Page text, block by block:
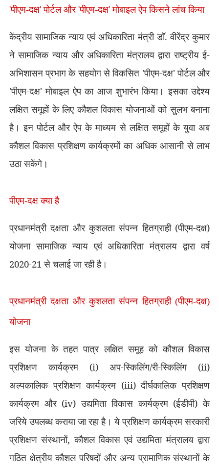
'पीएम-दक्ष'पोर्टल और'पीएम-दक्ष'मोबाइल ऐप किसने लांच किया
केंद्रीय सामाजिक न्याय एवं अधिकारिता मंत्री डॉ. वीरेंद्र कुमार
ने सामाजिक न्याय और अधिकारिता मंत्रालय द्वारा राष्ट्रीय ई-
अभिशासन प्रभाग के सहयोग से विकसित 'पीएम-दक्ष'पोर्टल और
'पीएम-दक्ष'मोबाइल ऐप का आज शुभारंभ किया। इसका उद्देश्य
लक्षित समूहों के लिए कौशल विकास योजनाओं को सुलभ बनाना
है। इन पोर्टल और ऐप के माध्यम से लक्षित समूहों के युवा अब
कौशल विकास प्रशिक्षण कार्यक्रमों का अधिक आसानी से लाभ
उठा सकेंगे।
पीएम-दक्ष क्या है
प्रधानमंत्री दक्षता और कुशलता संपन्न हितग्राही (पीएम-दक्ष)
योजना सामाजिक न्याय एवं अधिकारिता मंत्रालय द्वारा वर्ष
2020-21से चलाई जा रही है।
प्रधानमंत्री दक्षता और कुशलता संपन्न हितग्राही (पीएम-दक्ष)
योजना
इस योजना के तहत पात्र लक्षित समूह को कौशल विकास
प्रशिक्षण कार्यक्रम (i)अप-स्किलिंग/री-स्किलिंग (ii)
अल्पकालिक प्रशिक्षण कार्यक्रम (iii)दीर्घकालिक प्रशिक्षण
कार्यक्रम और (iv)उद्यमिता विकास कार्यक्रम (ईडीपी) के
जरिये उपलब्ध कराया जा रहा है। ये प्रशिक्षण कार्यक्रम सरकारी
प्रशिक्षण संस्थानों,कौशल विकास एवं उद्यमिता मंत्रालय द्वारा
गठित क्षेत्रीय कौशल परिषदों और अन्य प्रामाणिक संस्थानों के